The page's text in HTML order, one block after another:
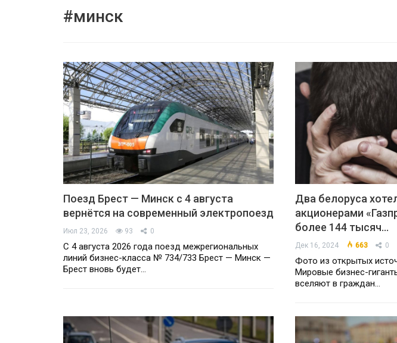
#минск
Поезд Брест — Минск с 4 августа
вернётся на современный электропоезд
Июл 23, 2026 93 0
С 4 августа 2026 года поезд межрегиональных
линий бизнес-класса № 734/733 Брест — Минск —
Брест вновь будет…
Два белоруса
акционерами
более 144 тысяч…
Дек 16, 2024 663 0
Фото из открытых
Мировые бизнес-
вселяют в граждан…